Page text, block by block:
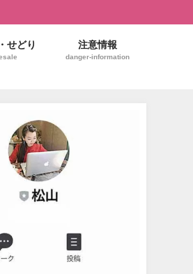
せどり 注意情報
danger-information